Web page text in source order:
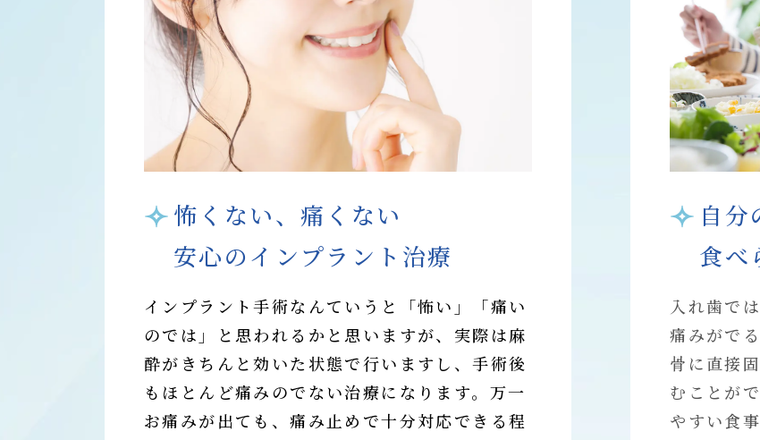
怖くない、痛くない
安心のインプラント治療
インプラント手術なんていうと「怖い」「痛い
のでは」と思われるかと思いますが、実際は麻
酔がきちんと効いた状態で行いますし、手術後
もほとんど痛みのでない治療になります。万一
お痛みが出ても、痛み止めで十分対応できる程
自分
食べ
入れ歯で
痛みがで
骨に直接
むことが
やすい食